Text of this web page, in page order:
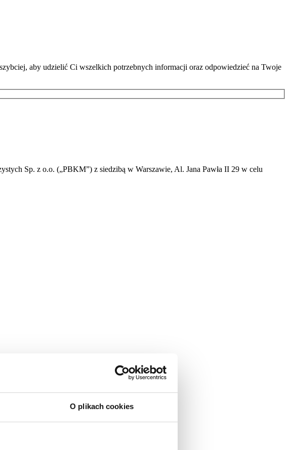
O plikach cookies
aby udzielić Ci wszelkich potrzebnych informacji oraz odpowiedzieć na Twoje
Sp. z o.o. („PBKM”) z siedzibą w Warszawie, Al. Jana Pawła II 29 w celu